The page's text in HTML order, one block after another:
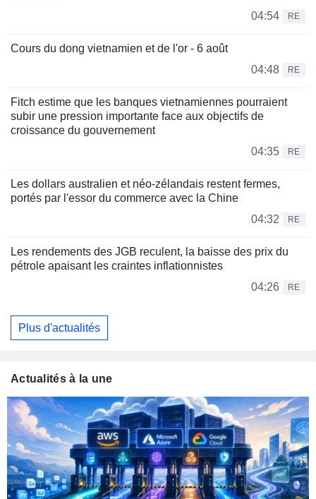
04:54
RE
Cours du dong vietnamien et de l'or - 6 août
04:48
RE
Fitch estime que les banques vietnamiennes pourraient
subir une pression importante face aux objectifs de
croissance du gouvernement
04:35
RE
Les dollars australien et néo-zélandais restent fermes,
portés par l'essor du commerce avec la Chine
04:32
RE
Les rendements des JGB reculent, la baisse des prix du
pétrole apaisant les craintes inflationnistes
04:26
RE
Plus d'actualités
Actualités à la une